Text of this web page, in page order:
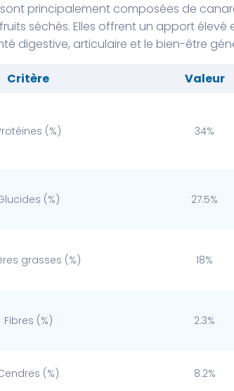
principalement composées de
séchés. Elles offrent un apport
digestive, articulaire et le bien-être
Critère Valeur
(%) 34%
(%) 27.5%
grasses (%) 18%
Fibres (%) 2.3%
(%) 8.2%